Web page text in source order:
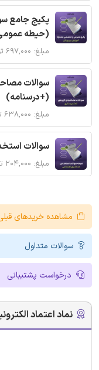
پکیج جامع
(حیطه
مبلغ: ۶۹۷,۰۰۰ تومان
سوالات
(+درسنامه)
مبلغ: ۶۳۸,۰۰۰ تومان
سوالات
مبلغ: ۲۰۴,۰۰۰ تومان
مشاهده خریدهای
سوالات متداول
درخواست پشتیبانی
نماد اعتماد